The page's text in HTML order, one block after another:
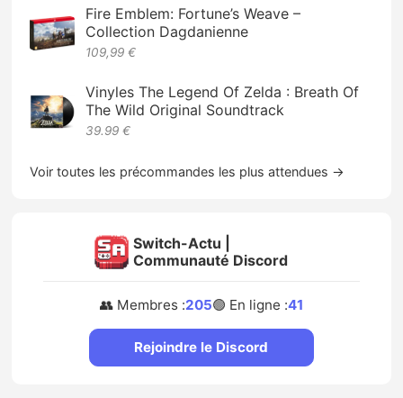
Fire Emblem: Fortune’s Weave –
Collection Dagdanienne
109,99 €
Vinyles The Legend Of Zelda : Breath Of
The Wild Original Soundtrack
39.99 €
Voir toutes les précommandes les plus attendues →
Switch-Actu |
Communauté Discord
👥 Membres :205🟢 En ligne :41
Rejoindre le Discord